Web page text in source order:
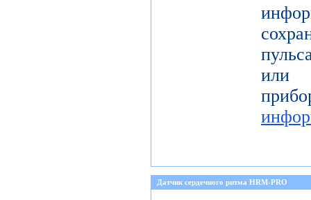
или
Датчик сердечного ритма HRM-PRO